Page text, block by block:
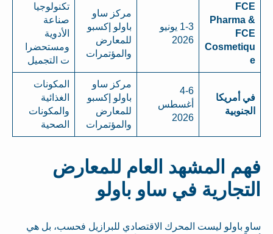
FCE
Pharma &
FCE
Cosmetiqu
e
1-3 يونيو
2026
مركز ساو
باولو إكسبو
للمعارض
والمؤتمرات
تكنولوجيا
صناعة
الأدوية
ومستحضرا
ت التجميل
في أمريكا
الجنوبية
4-6
أغسطس
2026
مركز ساو
باولو إكسبو
للمعارض
والمؤتمرات
المكونات
الغذائية
والمكونات
الصحية
فهم المشهد العام للمعارض
التجارية في ساو باولو
ساو باولو ليست المحرك الاقتصادي للبرازيل فحسب، بل هي